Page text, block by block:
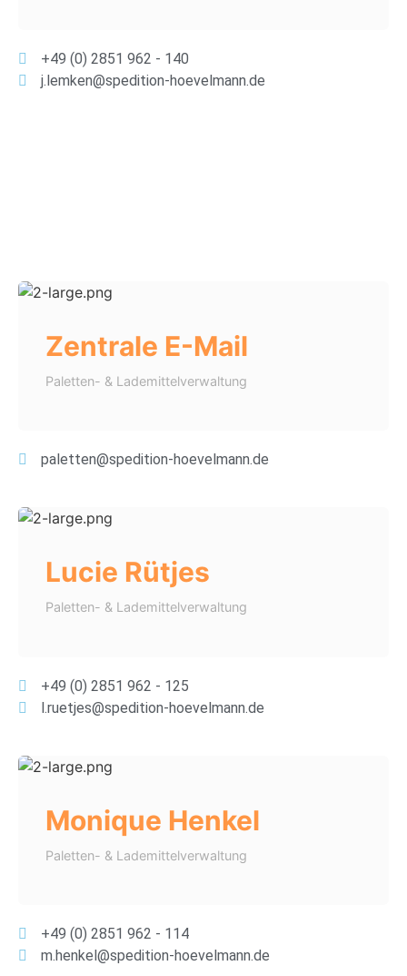
+49 (0) 2851 962 - 140
j.lemken@spedition-hoevelmann.de
Zentrale E-Mail
Paletten- & Lademittelverwaltung
paletten@spedition-hoevelmann.de
Lucie Rütjes
Paletten- & Lademittelverwaltung
+49 (0) 2851 962 - 125
l.ruetjes@spedition-hoevelmann.de
Monique Henkel
Paletten- & Lademittelverwaltung
+49 (0) 2851 962 - 114
m.henkel@spedition-hoevelmann.de